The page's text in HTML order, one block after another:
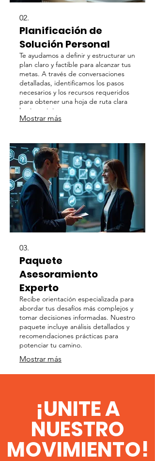
02.
Planificación de
Solución Personal
Te ayudamos a definir y estructurar un
plan claro y factible para alcanzar tus
metas. A través de conversaciones
detalladas, identificamos los pasos
necesarios y los recursos requeridos
para obtener una hoja de ruta clara
hacia tu éxito.
Mostrar más
03.
Paquete
Asesoramiento
Experto
Recibe orientación especializada para
abordar tus desafíos más complejos y
tomar decisiones informadas. Nuestro
paquete incluye análisis detallados y
recomendaciones prácticas para
potenciar tu camino.
Mostrar más
¡UNITE A
NUESTRO
MOVIMIENTO!